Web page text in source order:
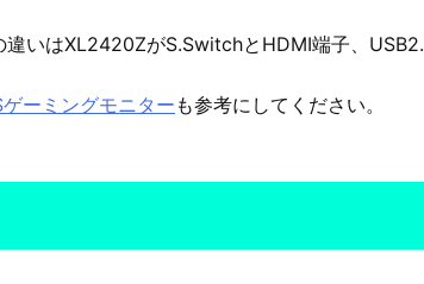
違いはXL2420ZがS.SwitchとHDMI端子、
ーミングモニターも参考にしてください。